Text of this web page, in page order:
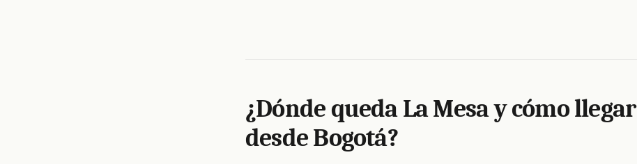
¿Dónde queda La Mesa y cómo llegar
desde Bogotá?